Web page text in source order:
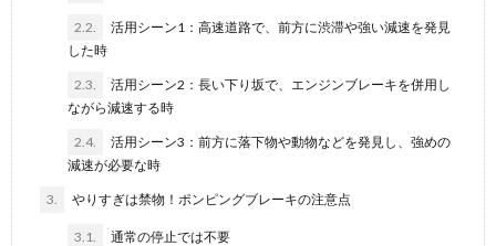
2.2.
活用シーン1：高速道路で、前方に渋滞や強い減速を発見
した時
2.3.
活用シーン2：長い下り坂で、エンジンブレーキを併用し
ながら減速する時
2.4.
活用シーン3：前方に落下物や動物などを発見し、強めの
減速が必要な時
3. やりすぎは禁物！ポンピングブレーキの注意点
3.1. 通常の停止では不要